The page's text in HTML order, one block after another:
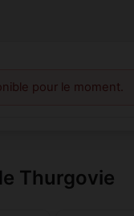
pour le moment.
Thurgovie